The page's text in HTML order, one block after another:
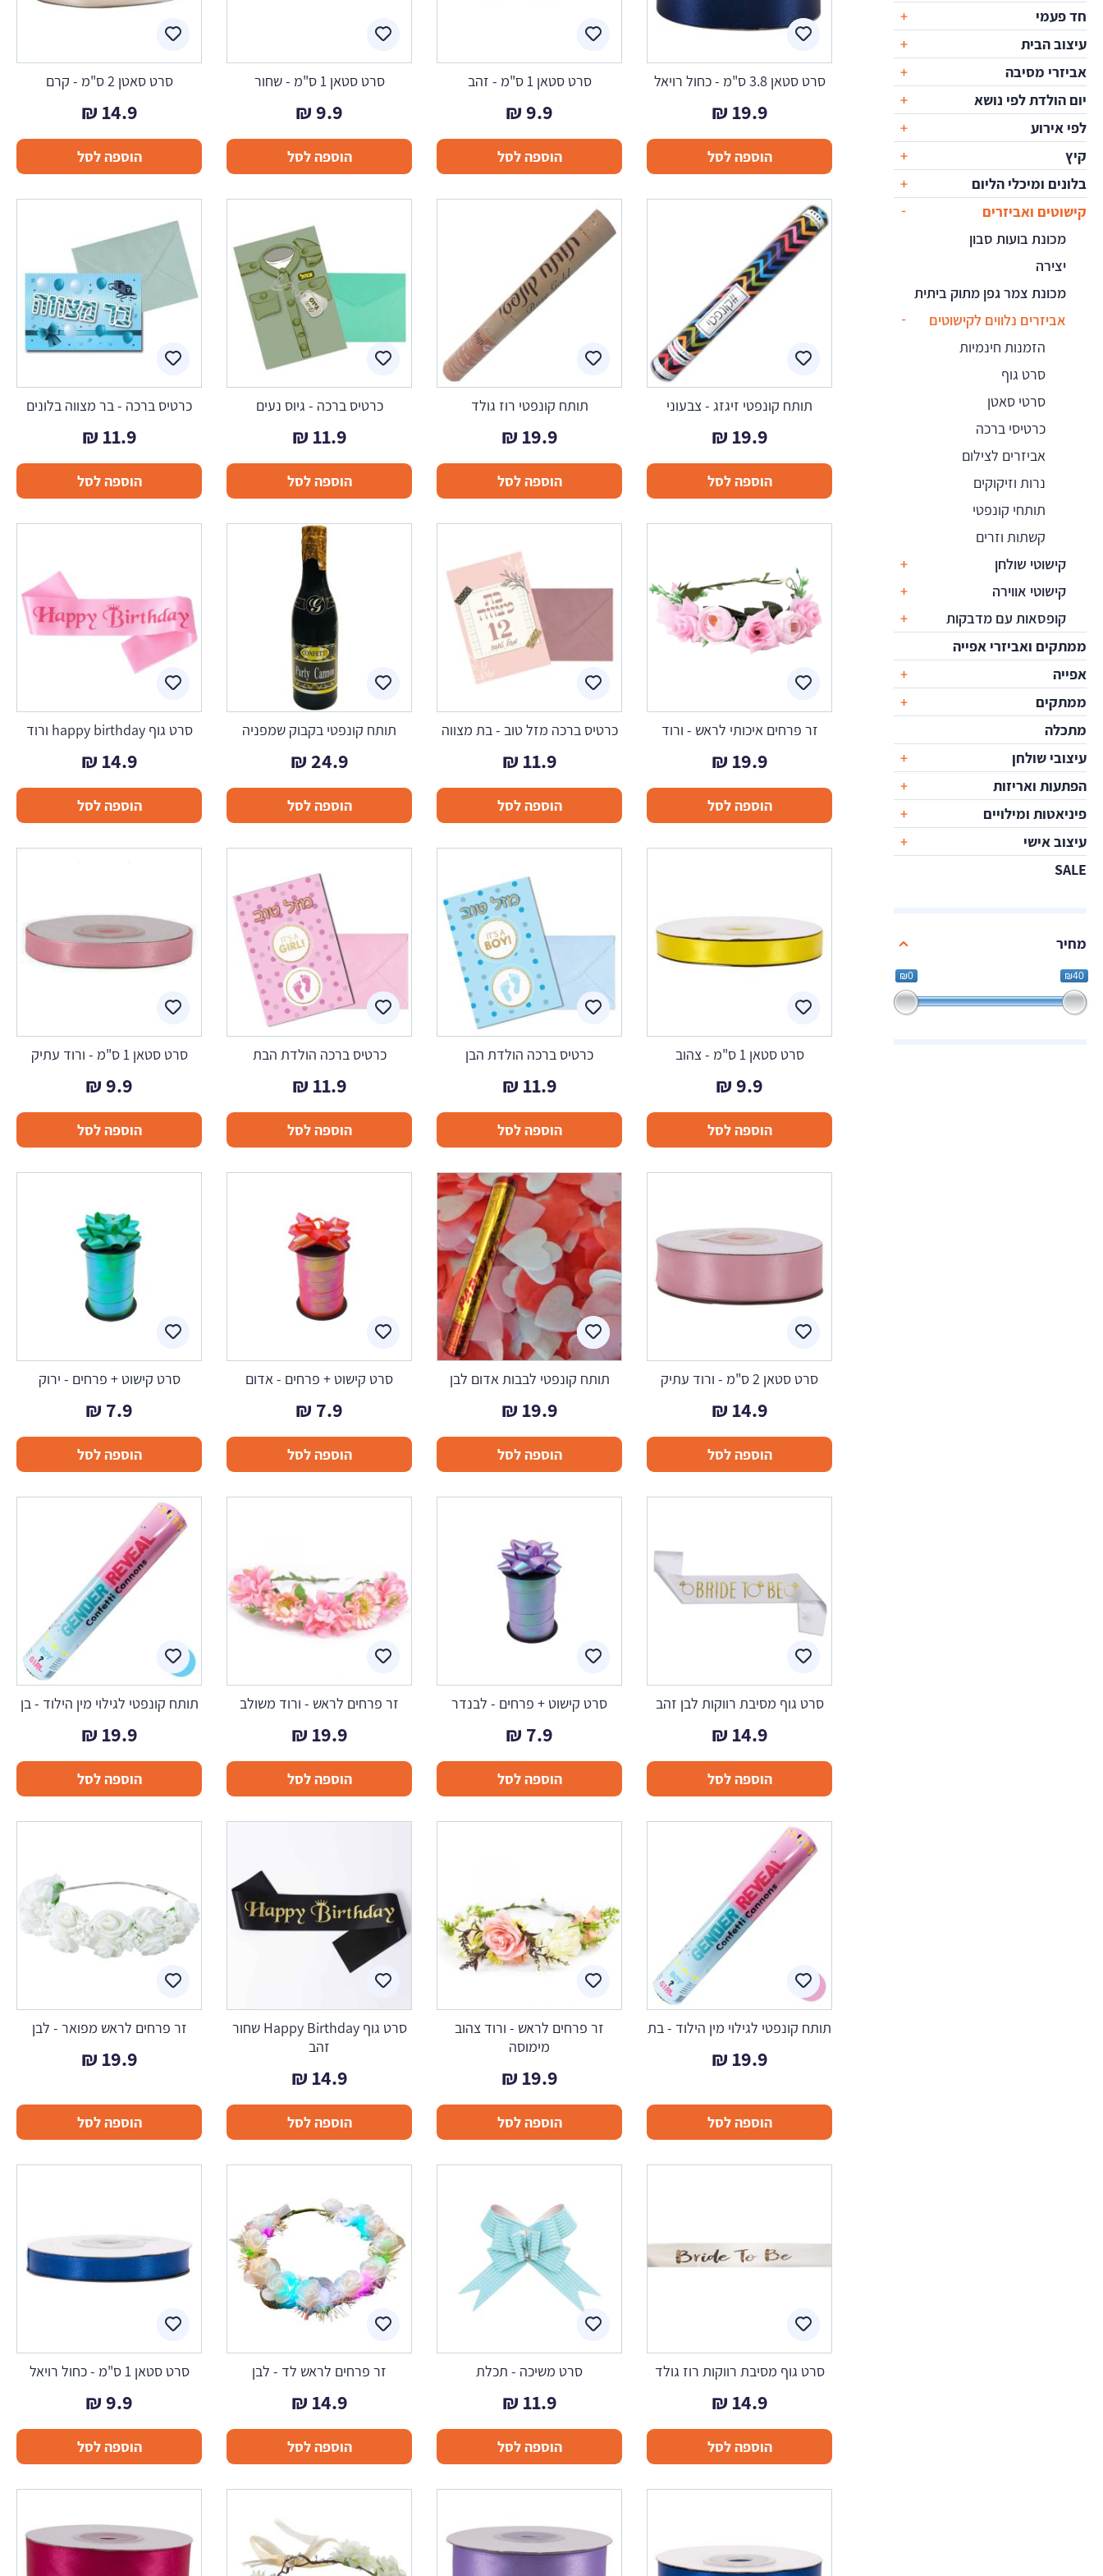
חד פעמי
עיצוב הבית
אביזרי מסיבה
יום הולדת לפי נושא
לפי אירוע
קיץ
בלונים ומיכלי הליום
קישוטים ואביזרים
מכונת בועות סבון
יצירה
מכונת צמר גפן מתוק ביתית
אביזרים נלווים לקישוטים
הזמנות חינמיות
סרט גוף
סרטי סאטן
כרטיסי ברכה
אביזרים לצילום
נרות וזיקוקים
תותחי קונפטי
קשתות וזרים
קישוטי שולחן
קישוטי אווירה
קופסאות עם מדבקות
ממתקים ואביזרי אפייה
אפייה
ממתקים
מתכלה
עיצובי שולחן
הפתעות ואריזות
פיניאטות ומילויים
עיצוב אישי
SALE
מחיר
₪0 ₪40
סרט סטאן 3.8 ס"מ - כחול רויאל
19.9
₪
הוספה לסל
סרט סטאן 1 ס"מ - זהב
9.9
₪
הוספה לסל
סרט סטאן 1 ס"מ - שחור
9.9
₪
הוספה לסל
סרט סאטן 2 ס"מ - קרם
14.9
₪
הוספה לסל
תותח קונפטי זיגזג - צבעוני
19.9
₪
הוספה לסל
תותח קונפטי רוז גולד
19.9
₪
הוספה לסל
כרטיס ברכה - גיוס נעים
11.9
₪
הוספה לסל
כרטיס ברכה - בר מצווה בלונים
11.9
₪
הוספה לסל
זר פרחים איכותי לראש - ורוד
19.9
₪
הוספה לסל
כרטיס ברכה מזל טוב - בת מצווה
11.9
₪
הוספה לסל
תותח קונפטי בקבוק שמפניה
24.9
₪
הוספה לסל
סרט גוף happy birthday ורוד
14.9
₪
הוספה לסל
סרט סטאן 1 ס"מ - צהוב
9.9
₪
הוספה לסל
כרטיס ברכה הולדת הבן
11.9
₪
הוספה לסל
כרטיס ברכה הולדת הבת
11.9
₪
הוספה לסל
סרט סטאן 1 ס"מ - ורוד עתיק
9.9
₪
הוספה לסל
סרט סטאן 2 ס"מ - ורוד עתיק
14.9
₪
הוספה לסל
תותח קונפטי לבבות אדום לבן
19.9
₪
הוספה לסל
סרט קישוט + פרחים - אדום
7.9
₪
הוספה לסל
סרט קישוט + פרחים - ירוק
7.9
₪
הוספה לסל
סרט גוף מסיבת רווקות לבן זהב
14.9
₪
הוספה לסל
סרט קישוט + פרחים - לבנדר
7.9
₪
הוספה לסל
זר פרחים לראש - ורוד משולב
19.9
₪
הוספה לסל
תותח קונפטי לגילוי מין הילוד - בן
19.9
₪
הוספה לסל
תותח קונפטי לגילוי מין הילוד - בת
19.9
₪
הוספה לסל
זר פרחים לראש - ורוד צהוב
מימוסה
19.9
₪
הוספה לסל
סרט גוף Happy Birthday שחור
זהב
14.9
₪
הוספה לסל
זר פרחים לראש מפואר - לבן
19.9
₪
הוספה לסל
סרט גוף מסיבת רווקות רוז גולד
14.9
₪
הוספה לסל
סרט משיכה - תכלת
11.9
₪
הוספה לסל
זר פרחים לראש לד - לבן
14.9
₪
הוספה לסל
סרט סטאן 1 ס"מ - כחול רויאל
9.9
₪
הוספה לסל